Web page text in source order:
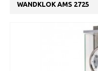
WANDKLOK AMS 2725